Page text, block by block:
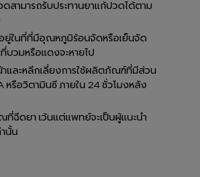
ดสามารถรับประทานยาแก้ปวดได้ตาม
ยู่ในที่ที่มีอุณหภูมิร้อนจัดหรือเย็นจัด
บวมหรือแดงจะหายไป
และหลีกเลี่ยงการใช้ผลิตภัณฑ์ที่มีส่วน
หรือวิตามินซี ภายใน 24 ชั่วโมงหลัง
ที่ฉีดยา เว้นแต่แพทย์จะเป็นผู้แนะนำ
านั้น